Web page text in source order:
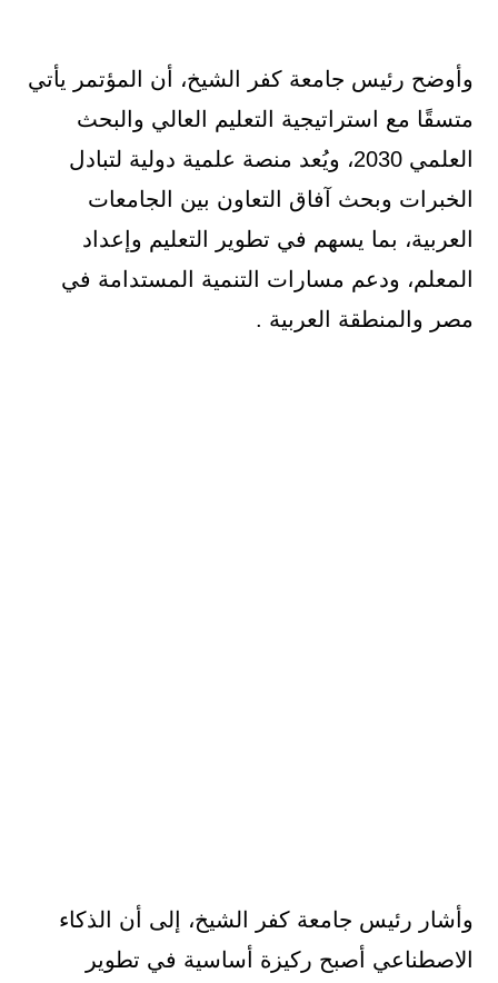
وأوضح رئيس جامعة كفر الشيخ، أن المؤتمر يأتي
متسقًا مع استراتيجية التعليم العالي والبحث
العلمي 2030، ويُعد منصة علمية دولية لتبادل
الخبرات وبحث آفاق التعاون بين الجامعات
العربية، بما يسهم في تطوير التعليم وإعداد
المعلم، ودعم مسارات التنمية المستدامة في
مصر والمنطقة العربية .
وأشار رئيس جامعة كفر الشيخ، إلى أن الذكاء
الاصطناعي أصبح ركيزة أساسية في تطوير